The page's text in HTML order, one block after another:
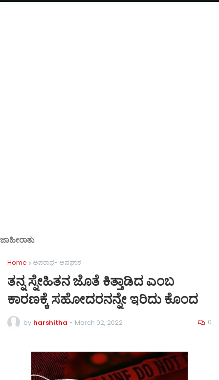
ಜಾಹೀರಾತು
Home ಅಪರಾಧ- ಅಪಘಾತ
ತನ್ನ ಸ್ನೇಹಿತನ ಜೊತೆ ಕಿತ್ತಾಡಿದ ಎಂಬ
ಕಾರಣಕ್ಕೆ ಸಹೋದರನನ್ನೇ ಇರಿದು ಕೊಂದ
by harshitha - March 02, 2022 0